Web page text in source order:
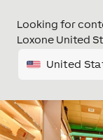
Looking for
Loxone United
United